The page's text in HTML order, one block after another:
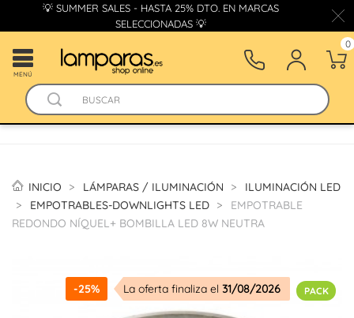
💡 SUMMER SALES - HASTA 25% DTO. EN MARCAS
SELECCIONADAS 💡
MENÚ
0
INICIO LÁMPARAS / ILUMINACIÓN
ILUMINACIÓN LED
EMPOTRABLES-DOWNLIGHTS LED
EMPOTRABLE
REDONDO NÍQUEL+ BOMBILLA LED 8W NEUTRA
-25% La oferta finaliza el 31/08/2026 PACK